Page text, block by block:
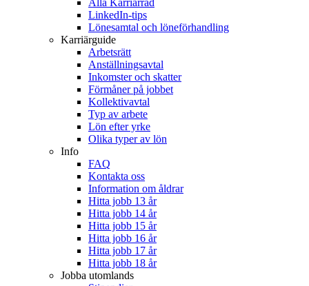
Alla Karriärråd
LinkedIn-tips
Lönesamtal och löneförhandling
Karriärguide
Arbetsrätt
Anställningsavtal
Inkomster och skatter
Förmåner på jobbet
Kollektivavtal
Typ av arbete
Lön efter yrke
Olika typer av lön
Info
FAQ
Kontakta oss
Information om åldrar
Hitta jobb 13 år
Hitta jobb 14 år
Hitta jobb 15 år
Hitta jobb 16 år
Hitta jobb 17 år
Hitta jobb 18 år
Jobba utomlands